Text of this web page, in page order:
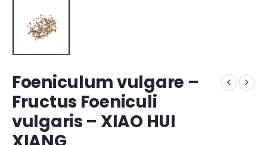
Foeniculum vulgare –
Fructus Foeniculi
vulgaris – XIAO HUI